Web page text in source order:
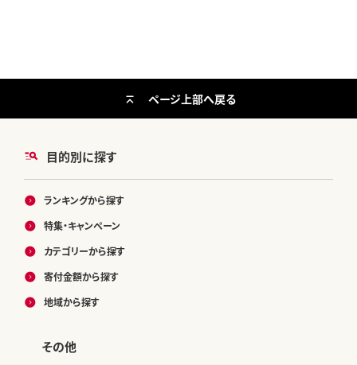
目的別に探す
ランキングから探す
特集・キャンペーン
カテゴリーから探す
寄付金額から探す
地域から探す
その他
ページ上部へ戻る